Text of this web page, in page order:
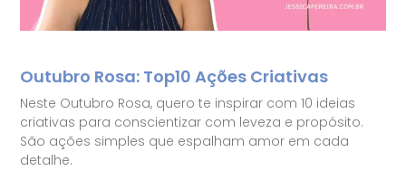
Outubro Rosa: Top10 Ações Criativas
Neste Outubro Rosa, quero te inspirar com 10 ideias
criativas para conscientizar com leveza e propósito.
São ações simples que espalham amor em cada
detalhe.